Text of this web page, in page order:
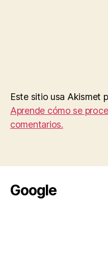
Este sitio usa Akismet
Aprende cómo se
comentarios.
Google